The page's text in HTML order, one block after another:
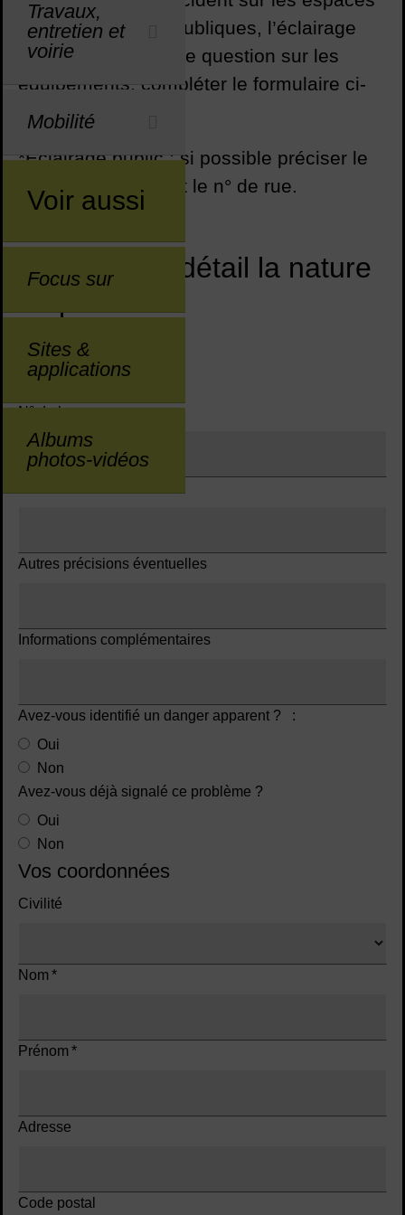
Travaux,
entretien et
voirie
Mobilité
Voir aussi
Focus sur
Sites &
applications
Albums
photos-vidéos
publics, les voies publiques, l’éclairage
public* ou poser une question sur les
équipements, compléter le formulaire ci-
dessous.
*Eclairage public : si possible préciser le
n° de lampadaire et le n° de rue.
Décrivez en détail la nature
*Champs obligatoires
N° de la rue
Autres précisions éventuelles
Informations complémentaires
Avez-vous identifié un danger apparent ? :
Oui
Non
Avez-vous déjà signalé ce problème ?
Oui
Non
Vos coordonnées
Civilité
Nom *
Prénom *
Adresse
Code postal